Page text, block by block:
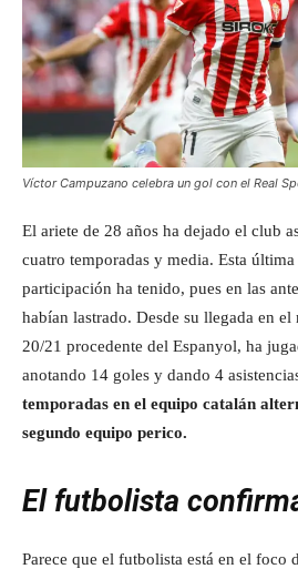
Víctor Campuzano celebra un gol con el Real
El ariete de 28 años ha dejado el club
cuatro temporadas y media. Esta
participación ha tenido, pues en las
habían lastrado. Desde su llegada en
20/21 procedente del Espanyol, ha
anotando 14 goles y dando 4
temporadas en el equipo catalán
segundo equipo perico.
El futbolista
Parece que el futbolista está en el foco